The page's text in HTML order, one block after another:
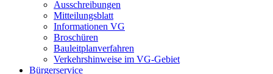
Ausschreibungen
Mitteilungsblatt
Informationen VG
Broschüren
Bauleitplanverfahren
Verkehrshinweise im VG-Gebiet
Bürgerservice